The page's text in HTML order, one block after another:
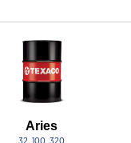
Aries
32, 100, 320